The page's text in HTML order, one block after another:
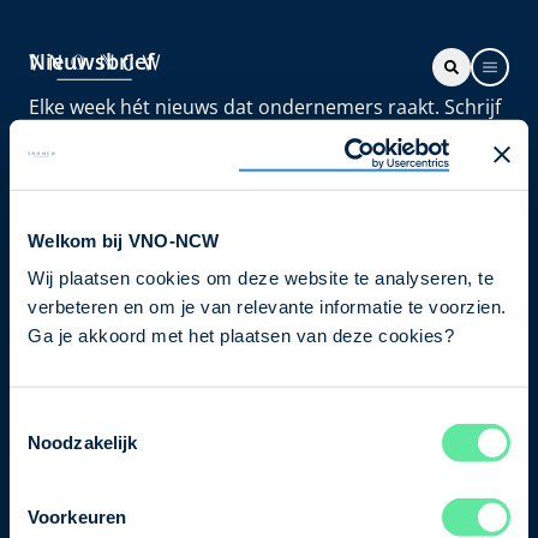
Welkom bij VNO-NCW
Wij plaatsen cookies om deze website te analyseren, te
verbeteren en om je van relevante informatie te voorzien.
Ga je akkoord met het plaatsen van deze cookies?
Noodzakelijk
Voorkeuren
Nieuwsbrief
Elke week hét nieuws dat ondernemers raakt. Schrijf
je nu in voor de VNO-NCW nieuwsbrief.
Schrijf je in
Direct naar
Ons verhaal
Bezuidenhoutseweg 12
T+31 70 349 03 49